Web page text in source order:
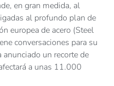
en gran medida, al
al profundo plan de
europea de acero (Steel
conversaciones para su
un recorte de
a unas 11.000